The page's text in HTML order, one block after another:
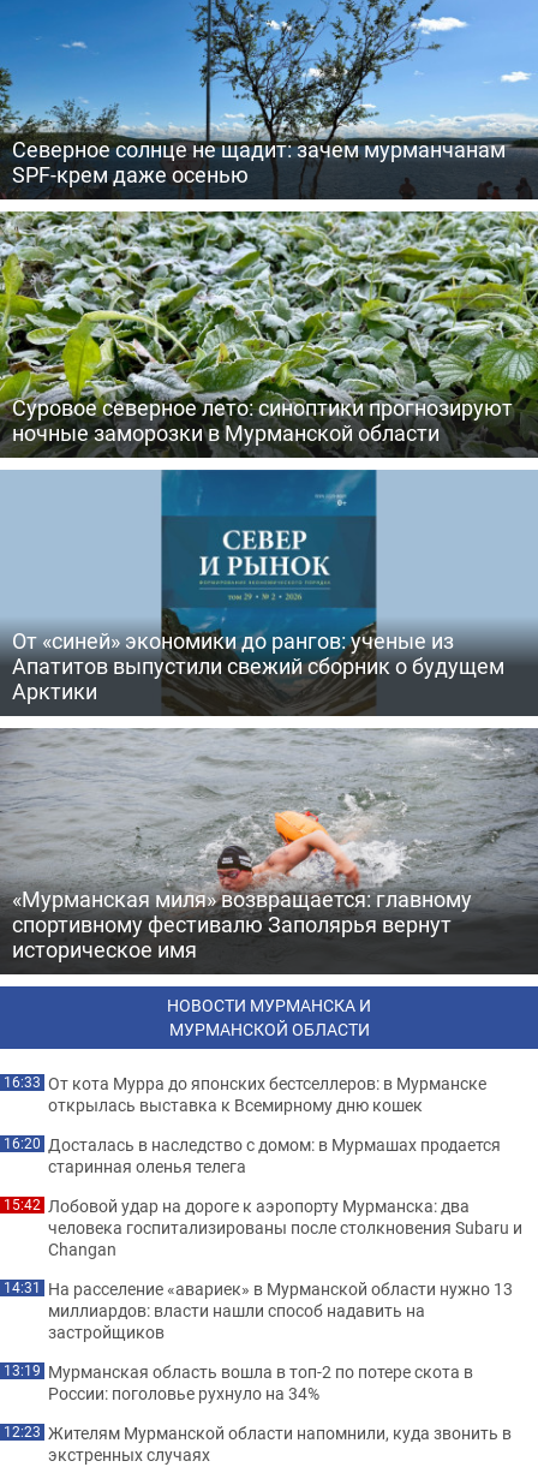
Северное солнце не щадит: зачем мурманчанам
SPF-крем даже осенью
Суровое северное лето: синоптики прогнозируют
ночные заморозки в Мурманской области
От «синей» экономики до рангов: ученые из
Апатитов выпустили свежий сборник о будущем
Арктики
«Мурманская миля» возвращается: главному
спортивному фестивалю Заполярья вернут
историческое имя
НОВОСТИ МУРМАНСКА И
МУРМАНСКОЙ ОБЛАСТИ
16:33 От кота Мурра до японских бестселлеров: в Мурманске
открылась выставка к Всемирному дню кошек
16:20 Досталась в наследство с домом: в Мурмашах продается
старинная оленья телега
15:42 Лобовой удар на дороге к аэропорту Мурманска: два
человека госпитализированы после столкновения Subaru и
Changan
14:31 На расселение «авариек» в Мурманской области нужно 13
миллиардов: власти нашли способ надавить на
застройщиков
13:19 Мурманская область вошла в топ-2 по потере скота в
России: поголовье рухнуло на 34%
12:23 Жителям Мурманской области напомнили, куда звонить в
экстренных случаях